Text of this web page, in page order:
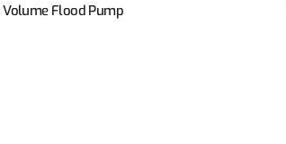
Volume Flood Pump